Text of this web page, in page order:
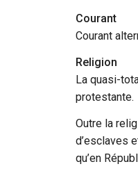
Courant
Courant
Religion
La quasi-
protestante.
Outre la
d’esclaves
qu’en